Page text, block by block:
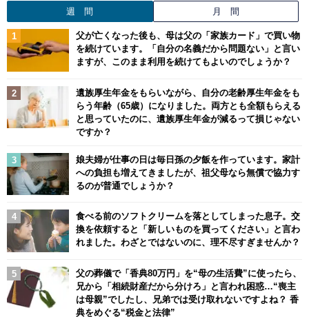
週 間 月 間
父が亡くなった後も、母は父の「家族カード」で買い物
を続けています。「自分の名義だから問題ない」と言い
ますが、このまま利用を続けてもよいのでしょうか？
遺族厚生年金をもらいながら、自分の老齢厚生年金をも
らう年齢（65歳）になりました。両方とも全額もらえる
と思っていたのに、遺族厚生年金が減るって損じゃない
ですか？
娘夫婦が仕事の日は毎日孫の夕飯を作っています。家計
への負担も増えてきましたが、祖父母なら無償で協力す
るのが普通でしょうか？
食べる前のソフトクリームを落としてしまった息子。交
換を依頼すると「新しいものを買ってください」と言わ
れました。わざとではないのに、理不尽すぎませんか？
父の葬儀で「香典80万円」を“母の生活費”に使ったら、
兄から「相続財産だから分けろ」と言われ困惑…“喪主
は母親”でしたし、兄弟では受け取れないですよね？ 香
典をめぐる“税金と法律”